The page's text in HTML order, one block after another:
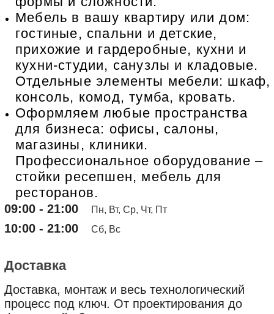
Мебель в вашу квартиру или дом:
гостиные, спальни и детские,
прихожие и гардеробные, кухни и
кухни-студии, санузлы и кладовые.
Отдельные элементы мебели: шкаф,
консоль, комод, тумба, кровать.
Оформляем любые пространства
для бизнеса: офисы, салоны,
магазины, клиники.
Профессиональное оборудование –
стойки ресепшен, мебель для
ресторанов.
09:00 - 21:00 Пн, Вт, Ср, Чт, Пт
10:00 - 21:00 Сб, Вс
Доставка
Доставка, монтаж и весь технологический
процесс под ключ. От проектирования до